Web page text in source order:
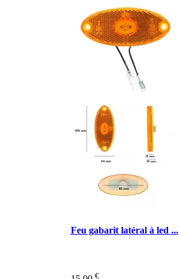
Feu gabarit latéral à led ...
€